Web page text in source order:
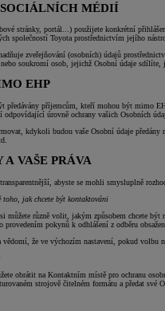
MÉDIÍ
stránky, portál...) použijete konkrétní
společností Toyota prostřednictvím jejího
zveřejňování (osobních) údajů
soukromí osob, jejichž Osobní údaje sdílíte,
EHP
předávány příjemcům, kteří mohou být mimo
odpovídající úrovně ochrany vašich Osobních
kdykoli budou vaše Osobní údaje
A VAŠE PRÁVA
abyste se mohli smysluplně
toho, jak chcete být kontaktováni
můžete různě volit, jakým způsobem chcete
provedením pokynů k odhlášení z odběru
vědomí, že ve výchozím nastavení, pokud volbu
obrátit na Kontaktním místě pro ochranu
strojově čitelném formátu a předat své